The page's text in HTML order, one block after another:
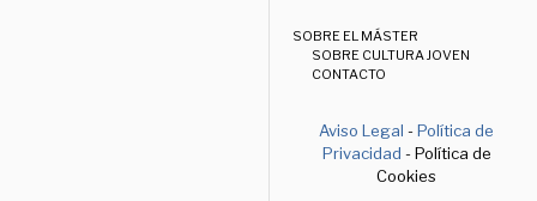
SOBRE EL MÁSTER
SOBRE CULTURA JOVEN
CONTACTO
Aviso Legal -Política de
Privacidad - Política de
Cookies